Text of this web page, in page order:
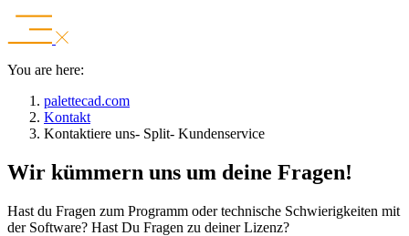
You are here:
palettecad.com
Kontakt
Kontaktiere uns- Split- Kundenservice
Wir kümmern uns um deine Fragen!
Hast du Fragen zum Programm oder tech­ni­sche Schwie­rig­kei­ten mit
der Software? Hast Du Fra­gen zu dei­ner Li­zenz?